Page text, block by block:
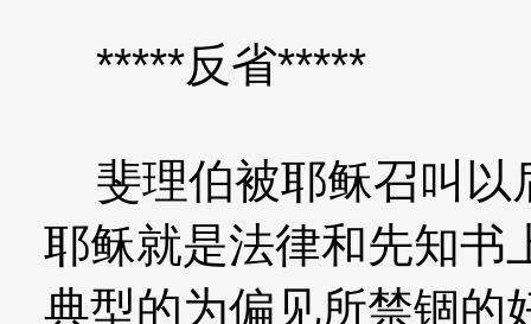
*****反省*****
斐理伯被耶稣召叫以
耶稣就是法律和先知书
典型的为偏见所禁锢的